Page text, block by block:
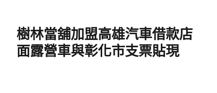
樹林當舖加盟高雄汽車借款店
面露營車與彰化市支票貼現